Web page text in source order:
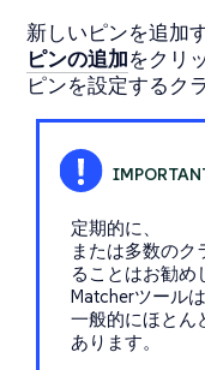
新しいピンを追加
ピンの追加をクリ
ピンを設定するク
定期的に、
または多数の
ることはお勧
Matcherツールは
一般的にほとん
あります。